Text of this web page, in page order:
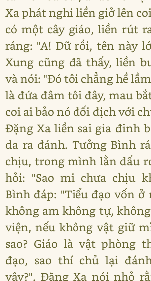
Xa phát nghi liền giở lên
có một cây giáo, liền rút
ráng: "A! Dữ rồi, tên này
Xung cũng đã thấy, liền
và nói: "Đó tôi chẳng hề
là đứa đâm tôi đây, mau
coi ai bảo nó đối địch với
Đặng Xa liền sai gia đinh
da ra đánh. Tưởng Bình
chịu, trong mình lằn dấu
hỏi: "Sao mi chưa chịu
Bình đáp: "Tiểu đạo vốn ở
không am không tự,
viện, nếu không vật giữ
sao? Giáo là vật phòng
đạo, sao thí chủ lại
vậy?". Đặng Xa nói nhỏ